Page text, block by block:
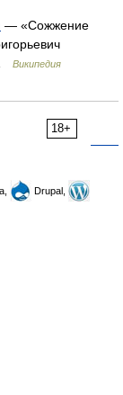
— «Сожжение
Википедия
18+
Drupal,